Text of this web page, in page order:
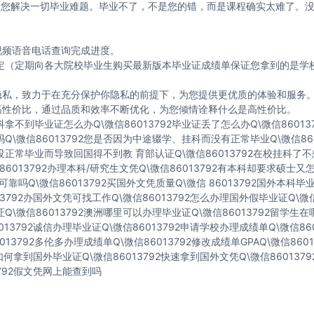
解决一切毕业难题。毕业不了，不是您的错，而是课程确实太难了。
语音电话查询完成进度。
定期向各大院校毕业生购买最新版本毕业证成绩单保证您拿到的是学
，致力于在充分保护你隐私的前提下，为您提供更优质的体验和服务
价比，通过品质和效率不断优化，为您倾情诠释什么是高性价比。
不到毕业证怎么办Q\微信86013792毕业证丢了怎么办Q\微信
微信86013792您是否因为中途辍学、挂科而没有正常毕业Q\微信
常毕业而导致回国得不到教 育部认证Q\微信86013792在校挂科了
办理本科/研究生文凭Q\微信86013792有本科却要求硕士又
靠吗Q\微信86013792买国外文凭质量Q\微信 86013792国外本科毕
办国外文凭可找工作Q\微信86013792怎么办理国外假毕业证Q\
微信86013792澳洲哪里可以办理毕业证Q\微信86013792留学生在
诚信办理毕业证Q\微信86013792申请学校办理成绩单Q\微信
多伦多办理成绩单Q\微信86013792修改成绩单GPAQ\微信
拿到国外毕业证Q\微信86013792快速拿到国外文凭Q\微信
假文凭网上能查到吗